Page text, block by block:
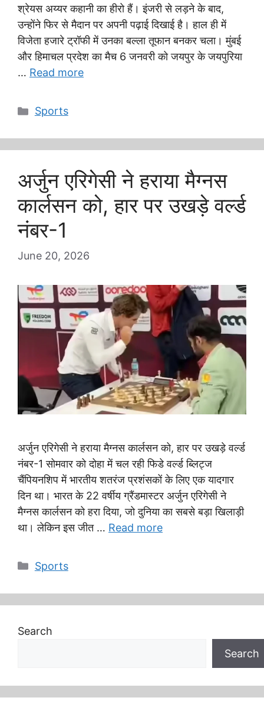
श्रेयस अय्यर कहानी का हीरो हैं। इंजरी से लड़ने के बाद,
उन्होंने फिर से मैदान पर अपनी पढ़ाई दिखाई है। हाल ही में
विजेता हजारे ट्रॉफी में उनका बल्ला तूफान बनकर चला। मुंबई
और हिमाचल प्रदेश का मैच 6 जनवरी को जयपुर के जयपुरिया
… Read more
Categories
Sports
अर्जुन एरिगेसी ने हराया मैग्नस
कार्लसन को, हार पर उखड़े वर्ल्ड
नंबर-1
June 20, 2026
अर्जुन एरिगेसी ने हराया मैग्नस कार्लसन को, हार पर उखड़े वर्ल्ड
नंबर-1 सोमवार को दोहा में चल रही फिडे वर्ल्ड ब्लिट्ज
चैंपियनशिप में भारतीय शतरंज प्रशंसकों के लिए एक यादगार
दिन था। भारत के 22 वर्षीय ग्रैंडमास्टर अर्जुन एरिगेसी ने
मैग्नस कार्लसन को हरा दिया, जो दुनिया का सबसे बड़ा खिलाड़ी
था। लेकिन इस जीत … Read more
Categories
Sports
Search
Search